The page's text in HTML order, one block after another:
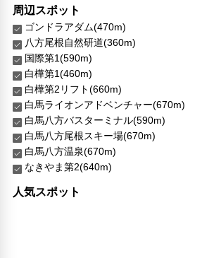
共用ラウンジ/TVエリア
チケットサービス
洗濯機
周辺スポット
ゴンドラアダム(470m)
八方尾根自然研道(360m)
国際第1(590m)
白樺第1(460m)
白樺第2リフト(660m)
白馬ライオンアドベンチャー(670m)
白馬八方バスターミナル(590m)
白馬八方尾根スキー場(670m)
白馬八方温泉(670m)
なきやま第2(640m)
人気スポット